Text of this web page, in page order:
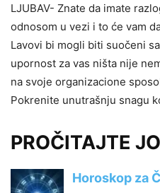
LJUBAV- Znate da imate
odnosom u vezi i to će vam
Lavovi bi mogli biti suočeni
upornost za vas ništa nije
na svoje organizacione
Pokrenite unutrašnju snagu
PROČITAJTE